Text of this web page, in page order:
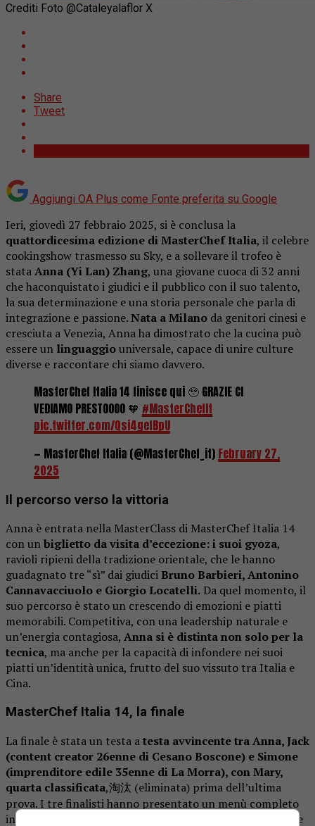
Crediti Foto @Cataleyalaflor X
Share
Tweet
Aggiungi OA Plus come Fonte preferita su Google
Ieri, giovedì 27 febbraio 2025, si è conclusa la
quattordicesima edizione diMasterChefItalia, il celebre
cookingshow trasmesso su Sky, e a sollevareil trofeo è
stataAnna (Yi Lan) Zhang, una giovane cuoca di 32 anni
chehaconquistatoi giudici eil pubblico conil suo talento,
la sua determinazione euna storia personale che parla di
integrazione e passione.Nata aMilano da genitori cinesi e
cresciuta aVenezia, Annaha dimostrato che la cucina può
essereun linguaggiouniversale, capace diunire culture
diverse e raccontare chi siamo davvero.
MasterChef Italia 14 finisce qui 🥹 GRAZIE CI
VEDIAMO PRESTOOOO 🧡 #MasterChefIt
pic.twitter.com/Qsi4gefBpU
— MasterChef Italia (@MasterChef_it) February 27,
2025
Il percorso verso la vittoria
Anna è entrata nella MasterClass di MasterChef Italia 14
con unbiglietto da visita d’eccezione: i suoi gyoza,
ravioli ripieni della tradizione orientale, che le hanno
guadagnato tre “sì” dai giudici Bruno Barbieri, Antonino
Cannavacciuolo e Giorgio Locatelli. Da quel momento, il
suo percorso è stato un crescendo di emozioni e piatti
memorabili. Competitiva, con una leadership naturale e
un’energia contagiosa, Anna si è distinta non solo per la
tecnica, ma anche per la capacità di infondere nei suoi
piatti un’identità unica, frutto del suo vissuto tra Italia e
Cina.
MasterChef Italia 14, la finale
La finale è stata un testa atesta avvincente tra Anna, Jack
(content creator 26enne di Cesano Boscone) e Simone
(imprenditore edile 35enne di La Morra), con Mary,
quarta classificata,淘汰 (eliminata) prima dell’ultima
prova. I tre finalisti hanno presentato un menù completo
in quattro portate, ma è stato quello di Anna a convincere